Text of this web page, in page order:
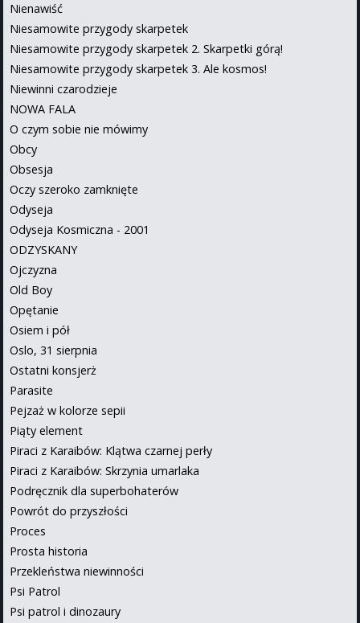
Nienawiść
Niesamowite przygody skarpetek
Niesamowite przygody skarpetek 2. Skarpetki górą!
Niesamowite przygody skarpetek 3. Ale kosmos!
Niewinni czarodzieje
NOWA FALA
O czym sobie nie mówimy
Obcy
Obsesja
Oczy szeroko zamknięte
Odyseja
Odyseja Kosmiczna - 2001
ODZYSKANY
Ojczyzna
Old Boy
Opętanie
Osiem i pół
Oslo, 31 sierpnia
Ostatni konsjerż
Parasite
Pejzaż w kolorze sepii
Piąty element
Piraci z Karaibów: Klątwa czarnej perły
Piraci z Karaibów: Skrzynia umarlaka
Podręcznik dla superbohaterów
Powrót do przyszłości
Proces
Prosta historia
Przekleństwa niewinności
Psi Patrol
Psi patrol i dinozaury